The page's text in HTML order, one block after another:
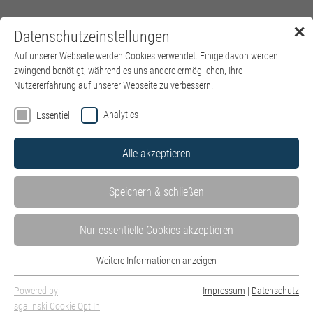
Menü
Aktuelle Nachrichten aus den kbo-Lech-Mangfall-Kliniken!
✕
Datenschutzeinstellungen
Auf unserer Webseite werden Cookies verwendet. Einige davon werden
zwingend benötigt, während es uns andere ermöglichen, Ihre
Nutzererfahrung auf unserer Webseite zu verbessern.
Essentiell Analytics
Alle akzeptieren
Speichern & schließen
Nur essentielle Cookies akzeptieren
Essentielle Cookies werden für grundlegende Funktionen der Webseite
benötigt. Dadurch ist gewährleistet, dass die Webseite einwandfrei
Weitere Informationen anzeigen
Powered by
sgalinski Cookie Opt In
Impressum | Datenschutz